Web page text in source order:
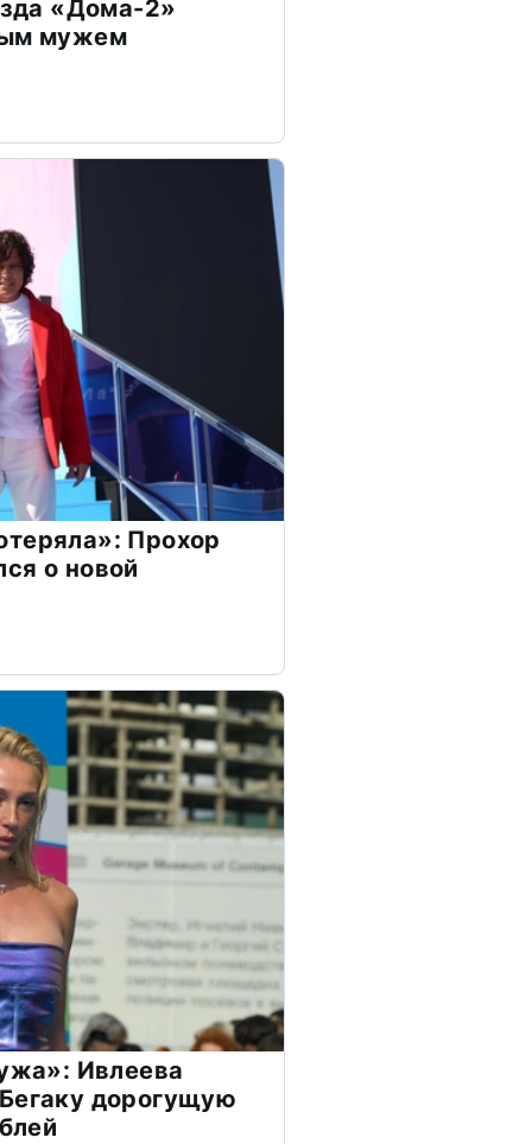
«Дома-2»
мужем
Прохор
о новой
Ивлеева
дорогущую